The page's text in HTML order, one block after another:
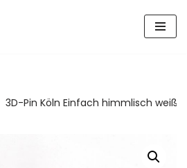
3D-Pin Köln Einfach himmlisch weiße